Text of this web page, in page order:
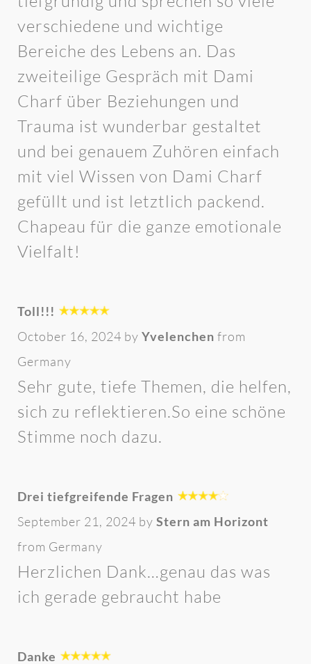
verschiedene und wichtige
Bereiche des Lebens an. Das
zweiteilige Gespräch mit Dami
Charf über Beziehungen und
Trauma ist wunderbar gestaltet
und bei genauem Zuhören einfach
mit viel Wissen von Dami Charf
gefüllt und ist letztlich packend.
Chapeau für die ganze emotionale
Vielfalt!
Toll!!!
October 16, 2024 by Yvelenchen from
Germany
Sehr gute, tiefe Themen, die helfen,
sich zu reflektieren.So eine schöne
Stimme noch dazu.
Drei tiefgreifende Fragen
September 21, 2024 by Stern am Horizont
from Germany
Herzlichen Dank…genau das was
ich gerade gebraucht habe
Danke